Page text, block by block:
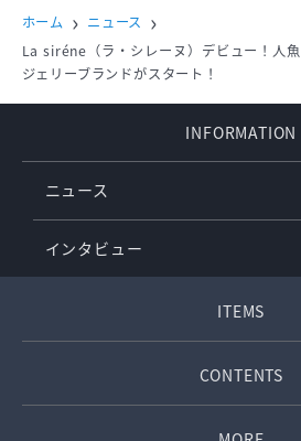
ホーム
ニュース
La siréne（ラ・シレーヌ）デビュー！人
ジェリーブランドがスタート！
INFORMATION
ニュース
インタビュー
ITEMS
CONTENTS